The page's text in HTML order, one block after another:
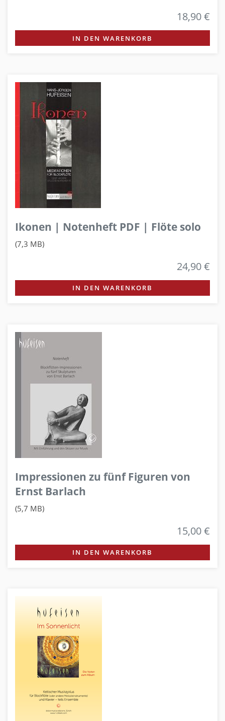
18,90 €
IN DEN WARENKORB
Ikonen | Notenheft PDF | Flöte solo
(7,3 MB)
24,90 €
IN DEN WARENKORB
Impressionen zu fünf Figuren von
Ernst Barlach
(5,7 MB)
15,00 €
IN DEN WARENKORB